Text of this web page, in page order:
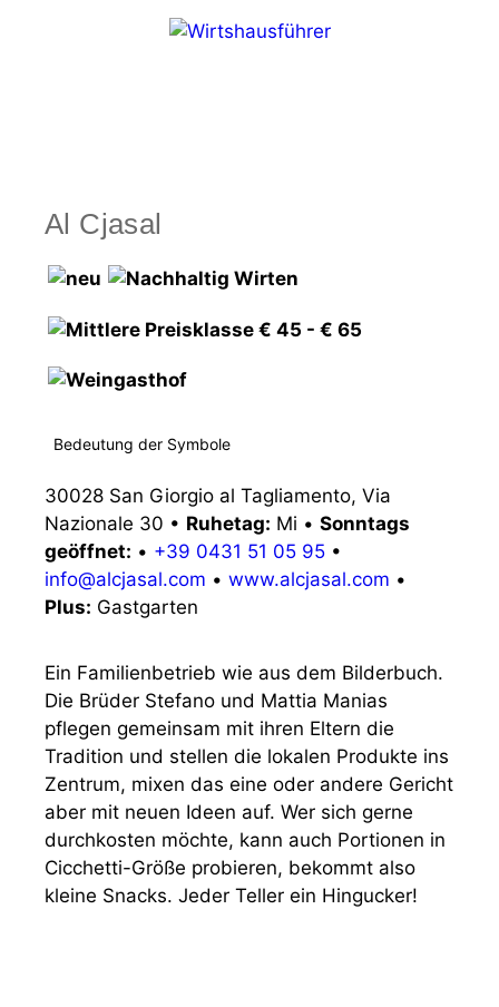
Al Cjasal
Bedeutung der Symbole
30028 San Giorgio al Tagliamento, Via
Nazionale 30 • Ruhetag: Mi • Sonntags
geöffnet: • +39 0431 51 05 95 •
info@alcjasal.com • www.alcjasal.com •
Plus: Gastgarten
Ein Familienbetrieb wie aus dem Bilderbuch.
Die Brüder Stefano und Mattia Manias
pflegen gemeinsam mit ihren Eltern die
Tradition und stellen die lokalen Produkte ins
Zentrum, mixen das eine oder andere Gericht
aber mit neuen Ideen auf. Wer sich gerne
durchkosten möchte, kann auch Portionen in
Cicchetti-Größe probieren, bekommt also
kleine Snacks. Jeder Teller ein Hingucker!